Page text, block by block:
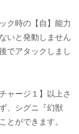
ク時の【自】能力
いと発動しません
でアタックしまし
ャージ１】以上さ
、シグニ『幻獣
ができます。